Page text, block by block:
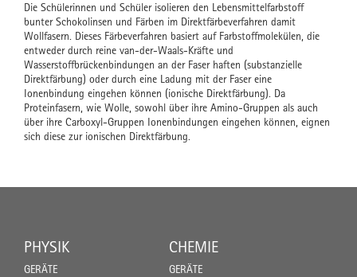
Die Schülerinnen und Schüler isolieren den Lebensmittelfarbstoff
bunter Schokolinsen und Färben im Direktfärbeverfahren damit
Wollfasern. Dieses Färbeverfahren basiert auf Farbstoffmolekülen, die
entweder durch reine van-der-Waals-Kräfte und
Wasserstoffbrückenbindungen an der Faser haften (substanzielle
Direktfärbung) oder durch eine Ladung mit der Faser eine
Ionenbindung eingehen können (ionische Direktfärbung). Da
Proteinfasern, wie Wolle, sowohl über ihre Amino-Gruppen als auch
über ihre Carboxyl-Gruppen Ionenbindungen eingehen können, eignen
sich diese zur ionischen Direktfärbung.
PHYSIK
GERÄTE
CHEMIE
GERÄTE